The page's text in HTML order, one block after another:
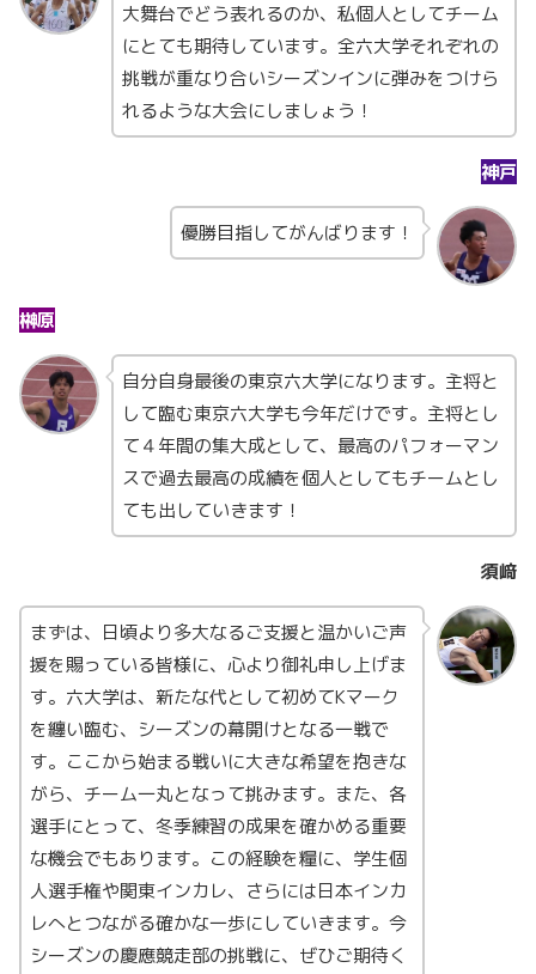
大舞台でどう表れるのか、私個人としてチーム
にとても期待しています。全六大学それぞれの
挑戦が重なり合いシーズンインに弾みをつけら
れるような大会にしましょう！
神戸
優勝目指してがんばります！
榊原
自分自身最後の東京六大学になります。主将と
して臨む東京六大学も今年だけです。主将とし
て４年間の集大成として、最高のパフォーマン
スで過去最高の成績を個人としてもチームとし
ても出していきます！
須﨑
まずは、日頃より多大なるご支援と温かいご声
援を賜っている皆様に、心より御礼申し上げま
す。六大学は、新たな代として初めてKマーク
を纏い臨む、シーズンの幕開けとなる一戦で
す。ここから始まる戦いに大きな希望を抱きな
がら、チーム一丸となって挑みます。また、各
選手にとって、冬季練習の成果を確かめる重要
な機会でもあります。この経験を糧に、学生個
人選手権や関東インカレ、さらには日本インカ
レへとつながる確かな一歩にしていきます。今
シーズンの慶應競走部の挑戦に、ぜひご期待く